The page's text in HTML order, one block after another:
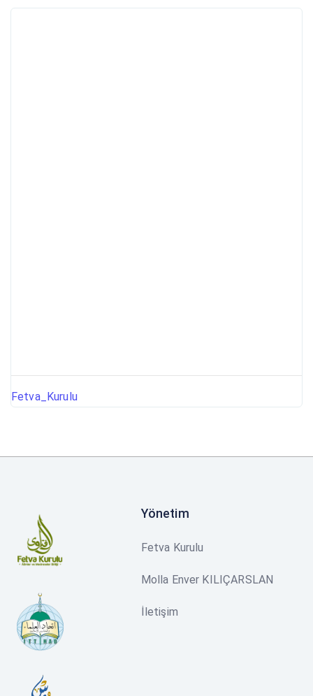
Fetva_Kurulu
Yönetim
Fetva Kurulu
Molla Enver KILIÇARSLAN
İletişim